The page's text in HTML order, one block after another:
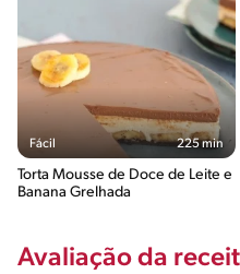
Fácil 225 min
Torta Mousse de Doce de Leite e
Banana Grelhada
Avaliação da